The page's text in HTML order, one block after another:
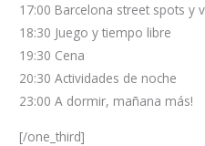
17:00 Barcelona street spots y
18:30 Juego y tiempo libre
19:30 Cena
20:30 Actividades de noche
23:00 A dormir, mañana más!
[/one_third]